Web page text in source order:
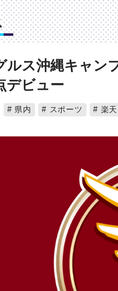
ルス沖縄キャン
デビュー
県内 スポーツ 楽天